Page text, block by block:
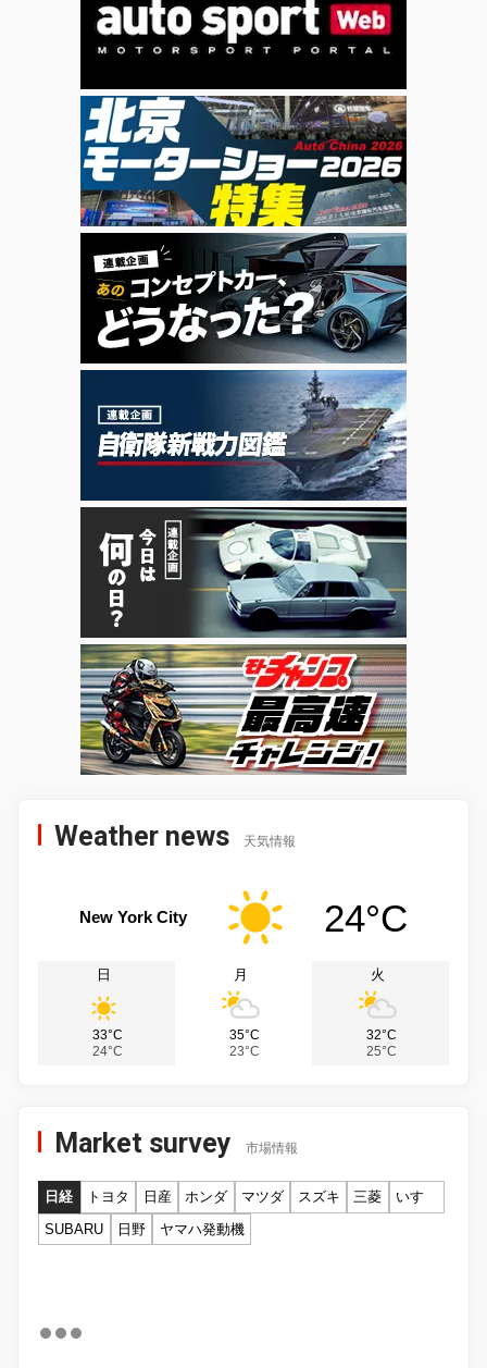
Weather news 天気情報
New York City 24°C
日
33°C
24°C
月
35°C
23°C
火
32°C
25°C
Market survey 市場情報
日経 トヨタ 日産 ホンダ マツダ スズキ 三菱
いすゞ
SUBARU
日野 ヤマハ発動機